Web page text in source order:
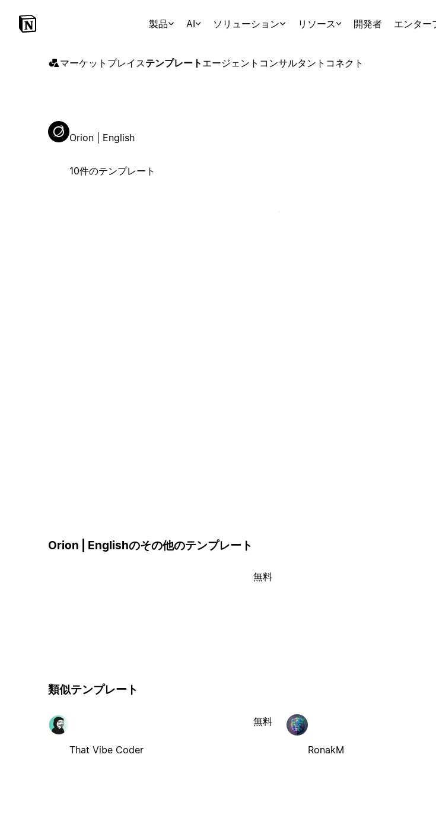
製品 AI ソリューション リソース 開発者 エンター
マーケットプレイステンプレート エージェント コンサルタント コネクト
Orion | English
10件のテンプレート
Orion | Englishのその他のテンプレート
無料
類似テンプレート
That Vibe Coder
無料
RonakM